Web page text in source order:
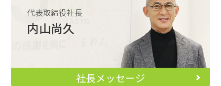
代表取締役社長
内山尚久
社長メッセージ